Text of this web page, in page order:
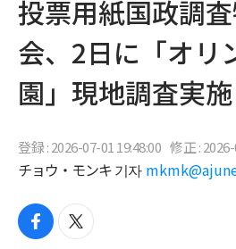
投票用紙国政調
会、2日に「オリ
園」現地調査実施
登録 : 2026-07-01 19:48:00 修正 :
チョウ・モンキ 기자
f
t